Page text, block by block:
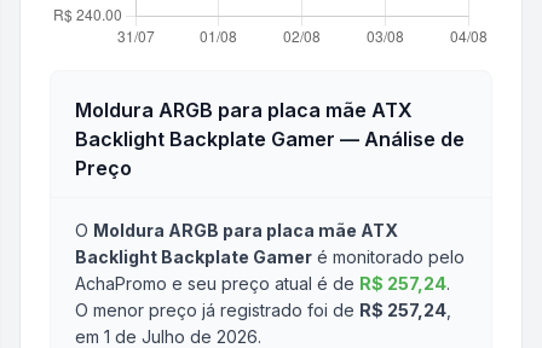
Moldura ARGB para placa mãe ATX
Backlight Backplate Gamer — Análise de
Preço
O Moldura ARGB para placa mãe ATX
Backlight Backplate Gamer é monitorado pelo
AchaPromo e seu preço atual é de R$ 257,24.
O menor preço já registrado foi de R$ 257,24
em 1 de Julho de 2026.